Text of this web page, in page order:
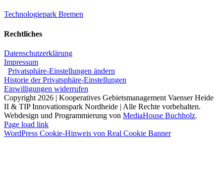
Technologiepark Bremen
Rechtliches
Datenschutzerklärung
Impressum
Privatsphäre-Einstellungen ändern
Historie der Privatsphäre-Einstellungen
Einwilligungen widerrufen
Copyright 2026 | Kooperatives Gebietsmanagement Vaenser Heide
II & TIP Innovationspark Nordheide | Alle Rechte vorbehalten.
Webdesign und Programmierung von MediaHouse Buchholz.
Page load link
WordPress Cookie-Hinweis von Real Cookie Banner